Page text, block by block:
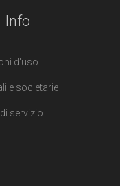
Info
d'uso
e societarie
servizio